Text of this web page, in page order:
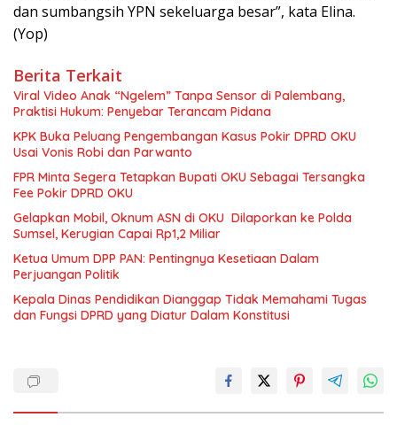
dan sumbangsih YPN sekeluarga besar”, kata Elina.
(Yop)
Berita Terkait
Viral Video Anak “Ngelem” Tanpa Sensor di Palembang,
Praktisi Hukum: Penyebar Terancam Pidana
KPK Buka Peluang Pengembangan Kasus Pokir DPRD OKU
Usai Vonis Robi dan Parwanto
FPR Minta Segera Tetapkan Bupati OKU Sebagai Tersangka
Fee Pokir DPRD OKU
Gelapkan Mobil, Oknum ASN di OKU Dilaporkan ke Polda
Sumsel, Kerugian Capai Rp1,2 Miliar
Ketua Umum DPP PAN: Pentingnya Kesetiaan Dalam
Perjuangan Politik
Kepala Dinas Pendidikan Dianggap Tidak Memahami Tugas
dan Fungsi DPRD yang Diatur Dalam Konstitusi